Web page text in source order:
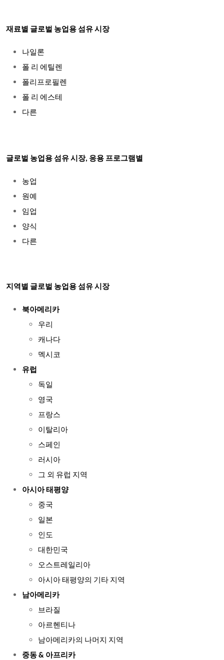
재료별 글로벌 농업용 섬유 시장
나일론
폴 리 에틸렌
폴리프로필렌
폴 리 에스테
다른
글로벌 농업용 섬유 시장, 응용 프로그램별
농업
원예
임업
양식
다른
지역별 글로벌 농업용 섬유 시장
북아메리카
우리
캐나다
멕시코
유럽
독일
영국
프랑스
이탈리아
스페인
러시아
그 외 유럽 지역
아시아 태평양
중국
일본
인도
대한민국
오스트레일리아
아시아 태평양의 기타 지역
남아메리카
브라질
아르헨티나
남아메리카의 나머지 지역
중동 & 아프리카